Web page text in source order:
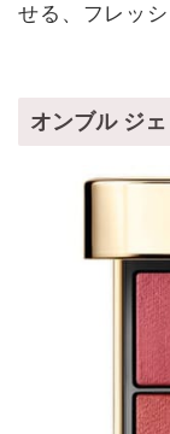
せる、フレッ
オンブル ジェ